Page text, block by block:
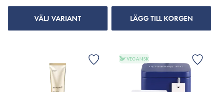
VÄLJ VARIANT LÄGG TILL KORGEN
VEGANSK